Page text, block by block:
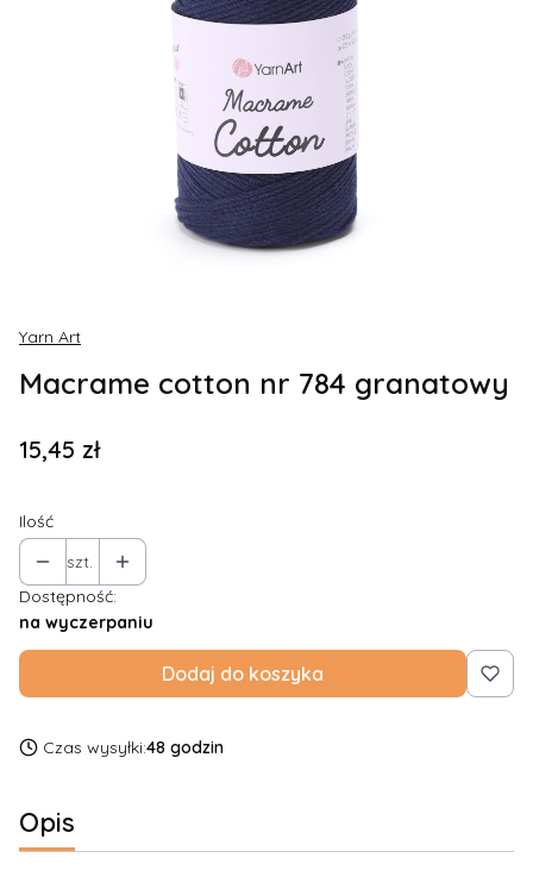
Yarn Art
Macrame cotton nr 784 granatowy
Cena
15,45 zł
Ilość
szt.
Dostępność:
na wyczerpaniu
Dodaj do koszyka
Czas wysyłki:48 godzin
Opis